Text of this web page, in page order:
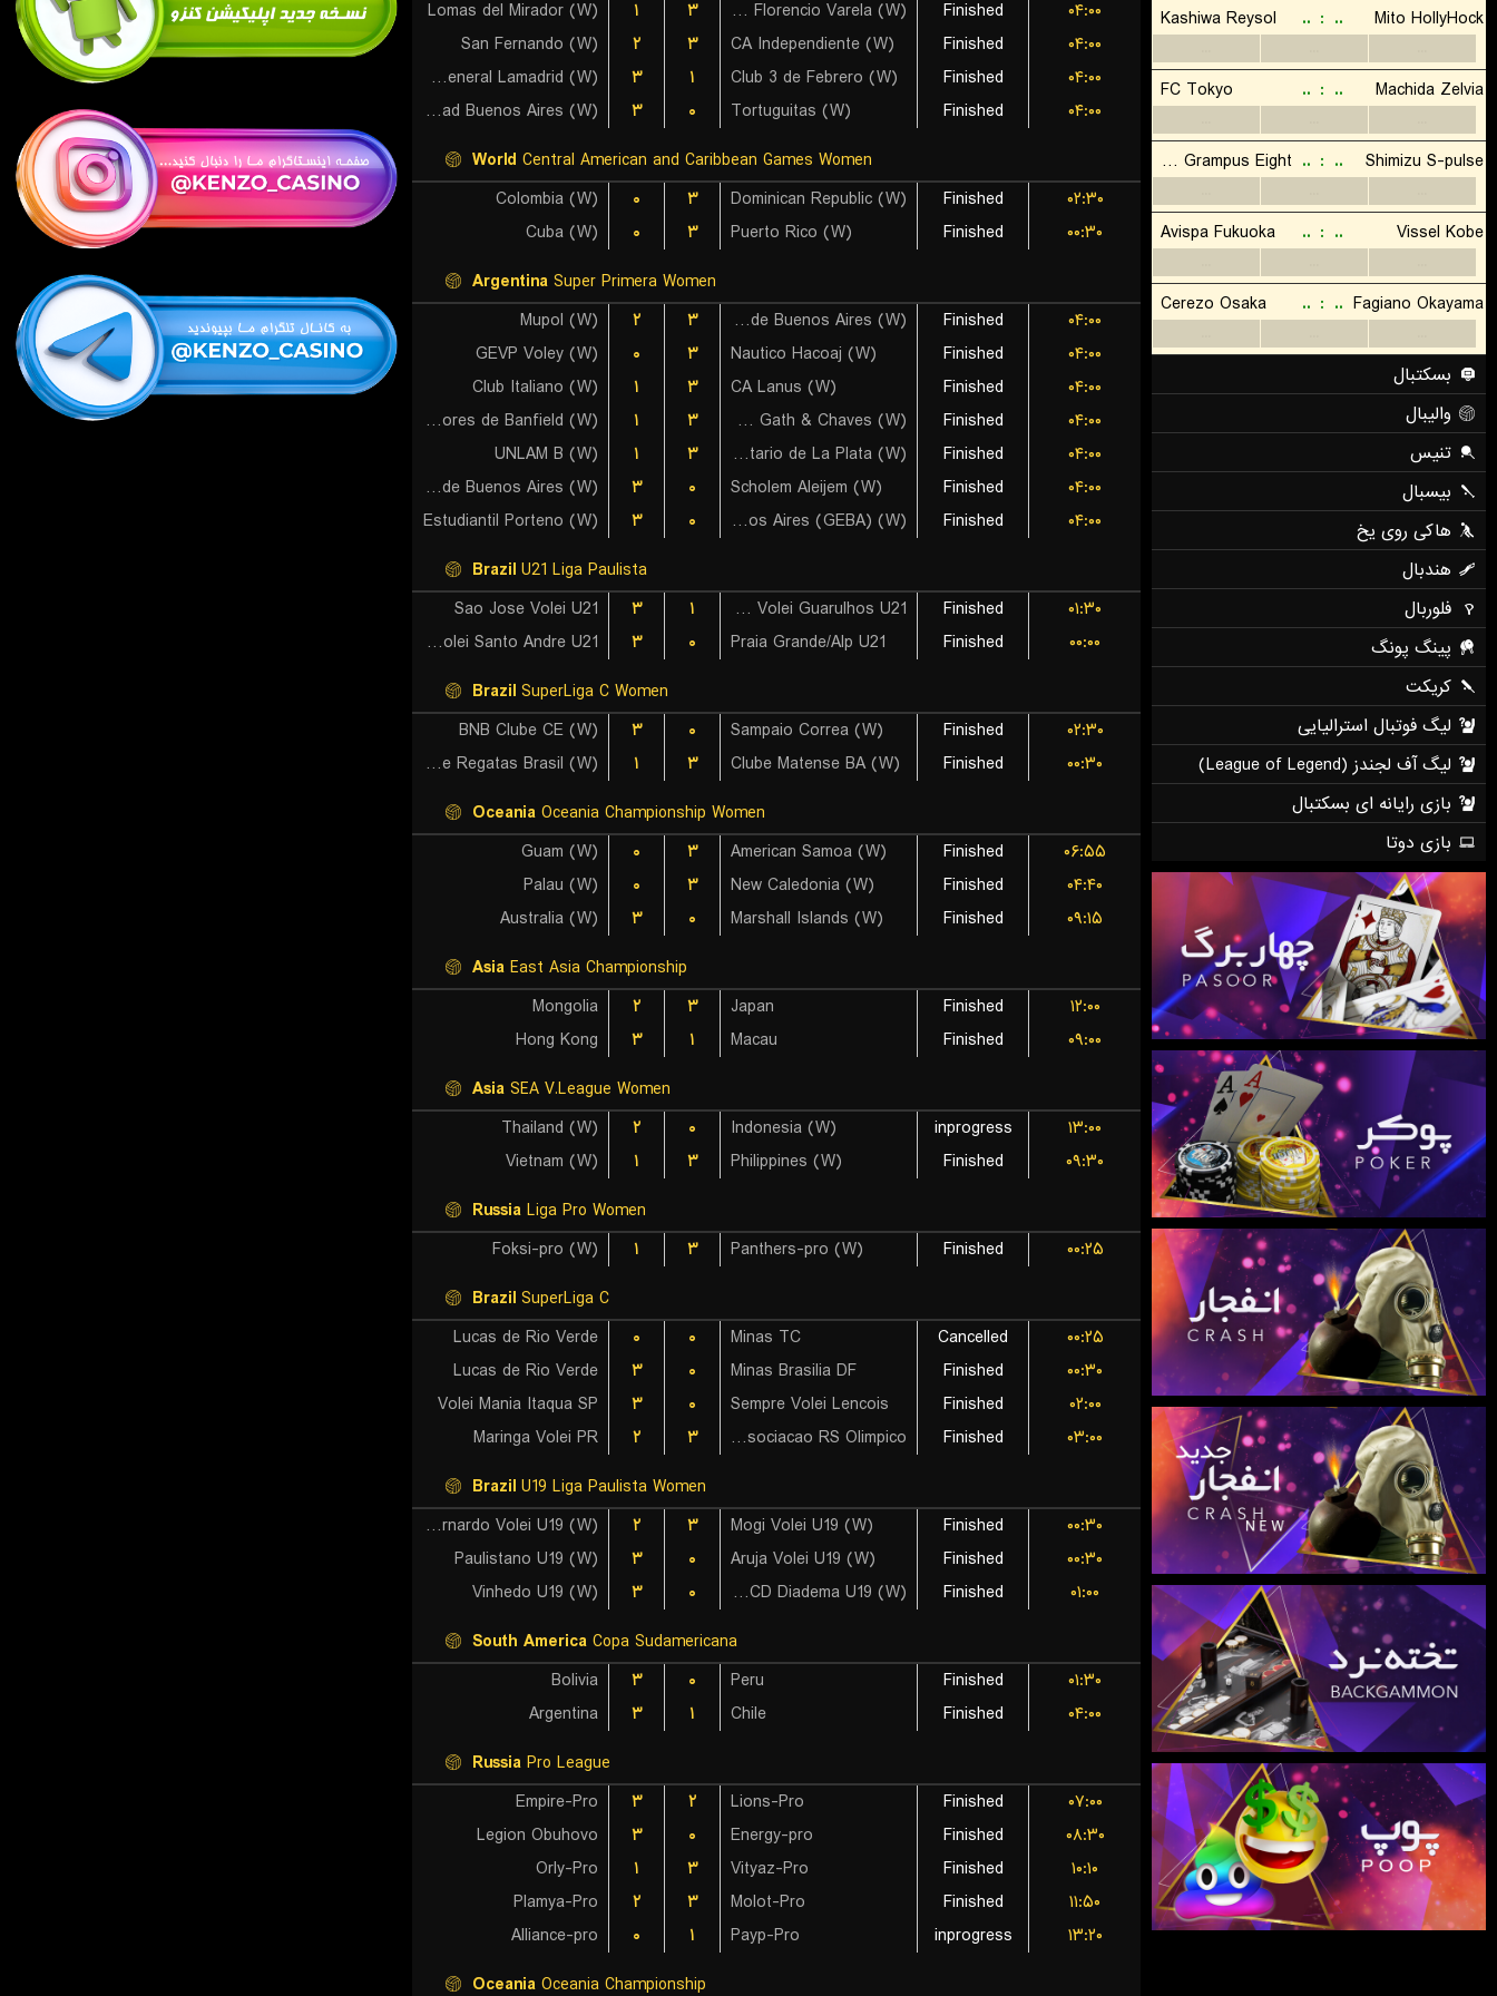
Lomas del Mirador (W)
۱ ۳ La Patriada Municipio Florencio Varela (W) Finished
۰۴:۰۰
San Fernando (W)
۲ ۳ CA Independiente (W) Finished
۰۴:۰۰
Club Atletico General Lamadrid (W)
۳ ۱ Club 3 de Febrero (W) Finished
۰۴:۰۰
Universidad Buenos Aires (W)
۳ ۰ Tortuguitas (W) Finished
۰۴:۰۰
World Central American and Caribbean Games Women
Colombia (W)
۰ ۳ Dominican Republic (W) Finished
۰۲:۳۰
Cuba (W)
۰ ۳ Puerto Rico (W) Finished
۰۰:۳۰
Argentina Super Primera Women
Mupol (W)
۲ ۳ Ciudad de Buenos Aires (W) Finished
۰۴:۰۰
GEVP Voley (W)
۰ ۳ Nautico Hacoaj (W) Finished
۰۴:۰۰
Club Italiano (W)
۱ ۳ CA Lanus (W) Finished
۰۴:۰۰
Defensores de Banfield (W)
۱ ۳ Harrods Gath & Chaves (W) Finished
۰۴:۰۰
UNLAM B (W)
۱ ۳ Universitario de La Plata (W) Finished
۰۴:۰۰
Glorias de Buenos Aires (W)
۳ ۰ Scholem Aleijem (W) Finished
۰۴:۰۰
Estudiantil Porteno (W)
۳ ۰ Gimnasia y Esgrima de Buenos Aires (GEBA) (W) Finished
۰۴:۰۰
Brazil U21 Liga Paulista
Sao Jose Volei U21
۳ ۱ Vedacit Volei Guarulhos U21 Finished
۰۱:۳۰
Super Volei Santo Andre U21
۳ ۰ Praia Grande/Alp U21 Finished
۰۰:۰۰
Brazil SuperLiga C Women
BNB Clube CE (W)
۳ ۰ Sampaio Correa (W) Finished
۰۲:۳۰
Clube De Regatas Brasil (W)
۱ ۳ Clube Matense BA (W) Finished
۰۰:۳۰
Oceania Oceania Championship Women
Guam (W)
۰ ۳ American Samoa (W) Finished
۰۶:۵۵
Palau (W)
۰ ۳ New Caledonia (W) Finished
۰۴:۴۰
Australia (W)
۳ ۰ Marshall Islands (W) Finished
۰۹:۱۵
Asia East Asia Championship
Mongolia
۲ ۳ Japan Finished
۱۲:۰۰
Hong Kong
۳ ۱ Macau Finished
۰۹:۰۰
Asia SEA V.League Women
Thailand (W)
۲ ۰ Indonesia (W) inprogress
۱۳:۰۰
Vietnam (W)
۱ ۳ Philippines (W) Finished
۰۹:۳۰
Russia Liga Pro Women
Foksi-pro (W)
۱ ۳ Panthers-pro (W) Finished
۰۰:۲۵
Brazil SuperLiga C
Lucas de Rio Verde
۰ ۰ Minas TC Cancelled
۰۰:۲۵
Lucas de Rio Verde
۳ ۰ Minas Brasilia DF Finished
۰۰:۳۰
Volei Mania Itaqua SP
۳ ۰ Sempre Volei Lencois Finished
۰۲:۰۰
Maringa Volei PR
۲ ۳ Associacao RS Olimpico Finished
۰۳:۰۰
Brazil U19 Liga Paulista Women
Sao Bernardo Volei U19 (W)
۲ ۳ Mogi Volei U19 (W) Finished
۰۰:۳۰
Paulistano U19 (W)
۳ ۰ Aruja Volei U19 (W) Finished
۰۰:۳۰
Vinhedo U19 (W)
۳ ۰ AD ABCD Diadema U19 (W) Finished
۰۱:۰۰
South America Copa Sudamericana
Bolivia
۳ ۰ Peru Finished
۰۱:۳۰
Argentina
۳ ۱ Chile Finished
۰۴:۰۰
Russia Pro League
Empire-Pro
۳ ۲ Lions-Pro Finished
۰۷:۰۰
Legion Obuhovo
۳ ۰ Energy-pro Finished
۰۸:۳۰
Orly-Pro
۱ ۳ Vityaz-Pro Finished
۱۰:۱۰
Plamya-Pro
۲ ۳ Molot-Pro Finished
۱۱:۵۰
Alliance-pro
۰ ۱ Payp-Pro inprogress
۱۳:۲۰
Oceania Oceania Championship